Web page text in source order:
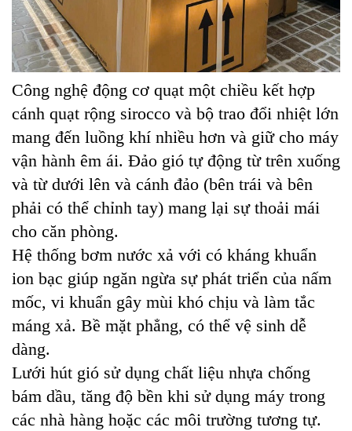
Công nghệ động cơ quạt một chiều kết hợp
cánh quạt rộng sirocco và bộ trao đổi nhiệt lớn
mang đến luồng khí nhiều hơn và giữ cho máy
vận hành êm ái. Đảo gió tự động từ trên xuống
và từ dưới lên và cánh đảo (bên trái và bên
phải có thể chỉnh tay) mang lại sự thoải mái
cho căn phòng.
Hệ thống bơm nước xả với có kháng khuẩn
ion bạc giúp ngăn ngừa sự phát triển của nấm
mốc, vi khuẩn gây mùi khó chịu và làm tắc
máng xả. Bề mặt phẳng, có thể vệ sinh dễ
dàng.
Lưới hút gió sử dụng chất liệu nhựa chống
bám dầu, tăng độ bền khi sử dụng máy trong
các nhà hàng hoặc các môi trường tương tự.